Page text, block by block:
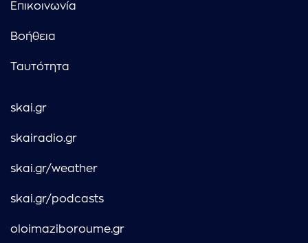
Επικοινωνία
Βοήθεια
Ταυτότητα
skai.gr
skairadio.gr
skai.gr/weather
skai.gr/podcasts
oloimaziboroume.gr